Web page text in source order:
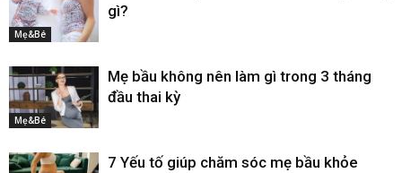
Mẹ&Bé
gì?
Mẹ&Bé
Mẹ bầu không nên làm gì trong 3 tháng
đầu thai kỳ
7 Yếu tố giúp chăm sóc mẹ bầu khỏe